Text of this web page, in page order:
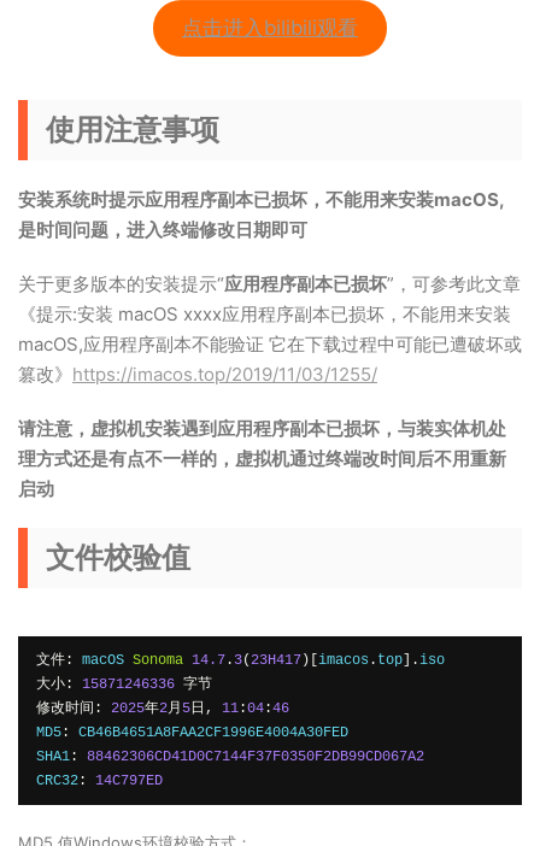
点击进入bilibili观看
使用注意事项
安装系统时提示应用程序副本已损坏，不能用来安装macOS,
是时间问题，进入终端修改日期即可
关于更多版本的安装提示“应用程序副本已损坏”，可参考此文章
《提示:安装 macOS xxxx应用程序副本已损坏，不能用来安装
macOS,应用程序副本不能验证 它在下载过程中可能已遭破坏或
篡改》 https://imacos.top/2019/11/03/1255/
请注意，虚拟机安装遇到应用程序副本已损坏，与装实体机处
理方式还是有点不一样的，虚拟机通过终端改时间后不用重新
启动
文件校验值
文件: macOS Sonoma 14.7 . 3(23H417)[imacos . top].iso
大小:
15871246336 字节
修改时间:
2025年2月 5日, 11 :04 :46
MD5 :
CB46B4651A8FAA2CF1996E4004A30FED
SHA1 :
88462306CD41D0C7144F37F0350F2DB99CD067A2
CRC32 : 14C797ED
MD5 值Windows环境校验方式：